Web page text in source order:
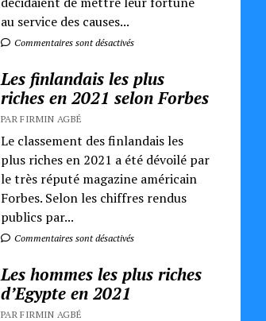
au service des causes...
Commentaires sont désactivés
Les finlandais les plus
riches en 2021 selon Forbes
PAR FIRMIN AGBÉ
Le classement des finlandais les
plus riches en 2021 a été dévoilé par
le très réputé magazine américain
Forbes. Selon les chiffres rendus
publics par...
Commentaires sont désactivés
Les hommes les plus riches
d’Egypte en 2021
PAR FIRMIN AGBÉ